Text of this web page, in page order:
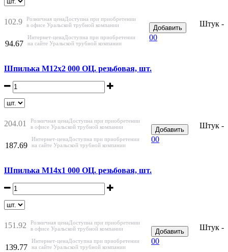
Штук -
102.9 Розничная ценаДоступна при приобретении
в офисе Уральской трубной компании
94.67
Интернет-ценаДоступна при приобретении
на сайте Уральской трубной компании
Добавить
00
Шпилька М12х2 000 ОЦ. резьбовая, шт.
Штук -
204.01 Розничная ценаДоступна при приобретении
в офисе Уральской трубной компании
187.69
Интернет-ценаДоступна при приобретении
на сайте Уральской трубной компании
Добавить
00
Шпилька М14х1 000 ОЦ. резьбовая, шт.
Штук -
151.92 Розничная ценаДоступна при приобретении
в офисе Уральской трубной компании
139.77
Интернет-ценаДоступна при приобретении
на сайте Уральской трубной компании
Добавить
00